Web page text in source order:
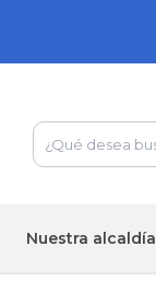
Nuestra alcaldía